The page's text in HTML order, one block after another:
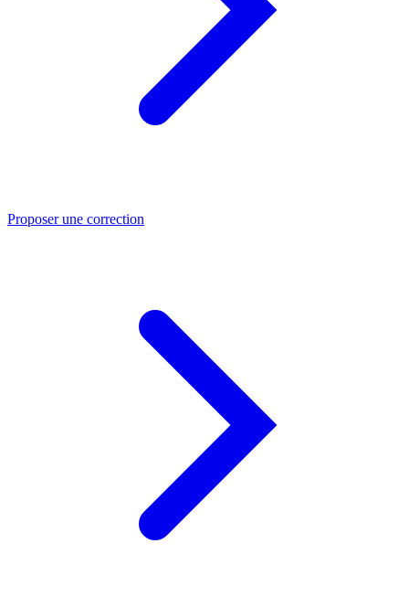
Proposer une correction